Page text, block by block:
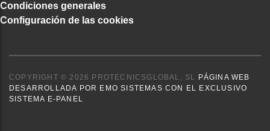
Condiciones generales
Configuración de las cookies
COPYRIGHT © 2026 PROTECNICSGLOBAL, SL
PÁGINA WEB
DESARROLLADA POR EMO SISTEMAS CON EL EXCLUSIVO
SISTEMA E-PANEL